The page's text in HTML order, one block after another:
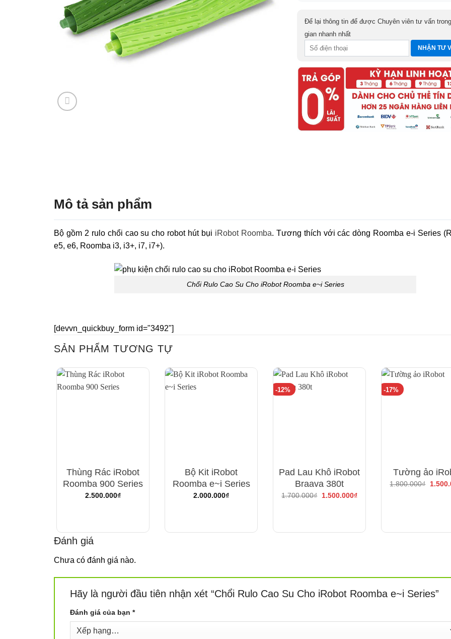
Để lại thông tin để được Chuyên viên tư vấn
gian nhanh nhất
Mô tả sản phẩm
Bộ gồm 2 rulo chổi cao su cho robot hút bụi iRobot Roomba. Tương thích với các dòng Roomba e-i Series
e5, e6, Roomba i3, i3+, i7, i7+).
Chổi Rulo Cao Su Cho iRobot Roomba e~i Series
[devvn_quickbuy_form id="3492"]
SẢN PHẨM TƯƠNG TỰ
Thùng Rác iRobot
Roomba 900 Series
2.500.000₫
Bộ Kit iRobot
Roomba e~i Series
2.000.000₫
-12%
Pad Lau Khô iRobot
Braava 380t
1.700.000₫
Giá
1.500.000₫Giá
-17%
Tường ảo
1.800.000₫
Giá
Đánh giá
Chưa có đánh giá nào.
Hãy là người đầu tiên nhận xét “Chổi Rulo Cao Su Cho iRobot Roomba e~i Series”
Đánh giá của bạn *